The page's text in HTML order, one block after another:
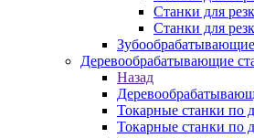
Станки для
Станки для
Деревообрабатывающие
Назад
Токарные станки по
Токарные станки по